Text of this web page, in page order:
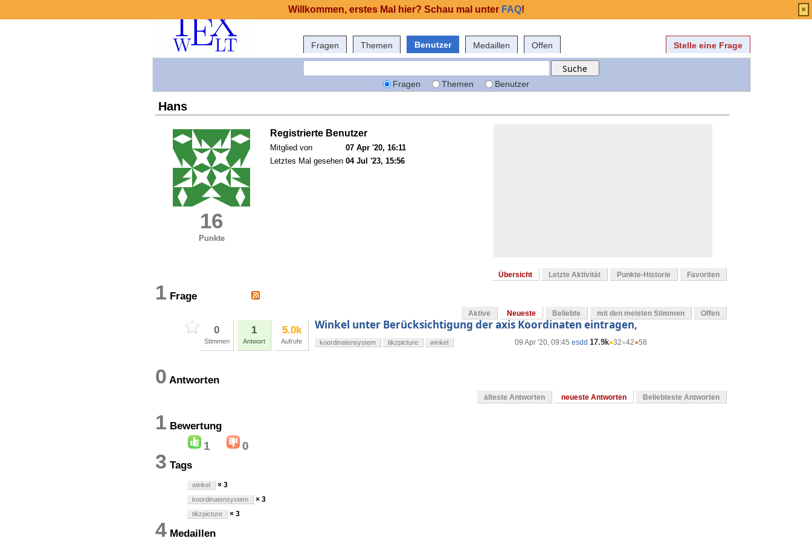
Fragen Themen Benutzer Medaillen Offen Stelle eine Frage
Fragen Themen Benutzer
Hans
16
Punkte
Registrierte Benutzer
Mitglied von
07 Apr '20, 16:11
Letztes Mal gesehen 04 Jul '23, 15:56
Übersicht Letzte Aktivität Punkte-Historie Favoriten
1 Frage
Aktive Neueste Beliebte mit den meisten Stimmen Offen
0
Stimmen
1
Antwort
5.0k
Aufrufe
Winkel unter Berücksichtigung der axis Koordinaten eintragen,
09 Apr '20, 09:45 esdd 17.9k●32●42●58
koordinatensystem tikzpicture winkel
0 Antworten
älteste Antworten neueste Antworten Beliebteste Antworten
1 Bewertung
1 0
3 Tags
winkel × 3
koordinatensystem × 3
tikzpicture × 3
4 Medaillen
Willkommen, erstes Mal hier? Schau mal unter FAQ! ×